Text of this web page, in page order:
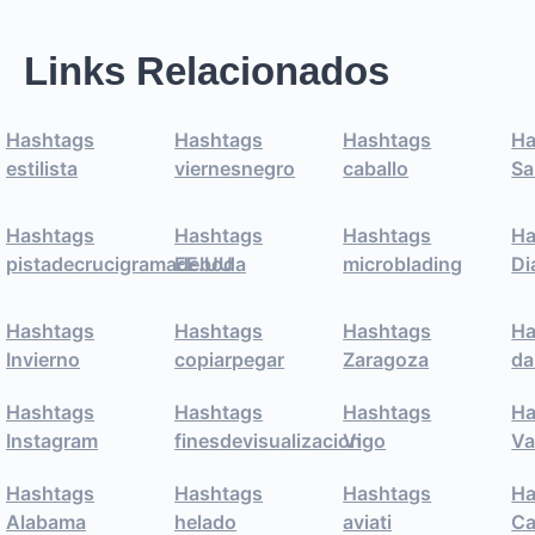
Links Relacionados
Hashtags
estilista
Hashtags
viernesnegro
Hashtags
caballo
Hashtags
pistadecrucigramadeboda
Hashtags
EE.UU
Hashtags
microblading
Hashtags
Invierno
Hashtags
copiarpegar
Hashtags
Zaragoza
Hashtags
Instagram
Hashtags
finesdevisualizacion
Hashtags
Vigo
Hashtags
Alabama
Hashtags
helado
Hashtags
aviati